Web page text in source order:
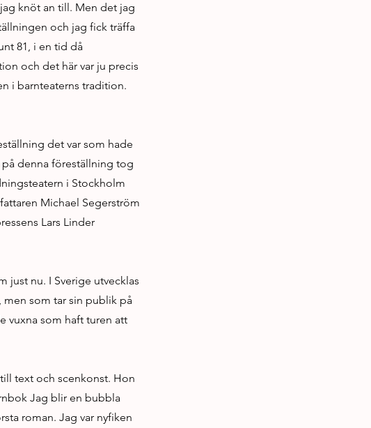
knöt an till. Men det jag
och jag fick träffa
81, i en tid då
och det här var ju precis
i barnteaterns tradition.
det var som hade
på denna föreställning tog
i Stockholm
Michael Segerström
Lars Linder
just nu. I Sverige utvecklas
som tar sin publik på
vuxna som haft turen att
text och scenkonst. Hon
Jag blir en bubbla
roman. Jag var nyfiken